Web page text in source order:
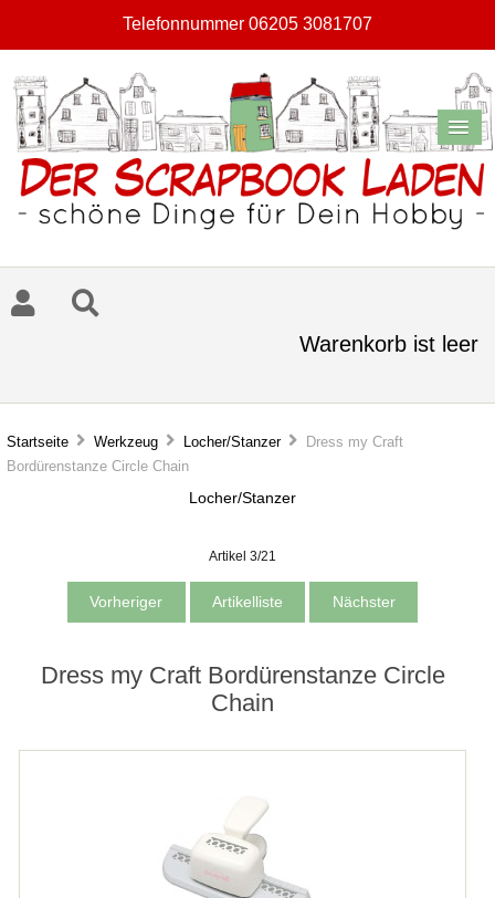
Telefonnummer 06205 3081707
Warenkorb ist leer
Startseite Werkzeug Locher/Stanzer
Dress my Craft
Bordürenstanze Circle Chain
Locher/Stanzer
Artikel 3/21
Vorheriger Artikelliste Nächster
Dress my Craft Bordürenstanze Circle
Chain